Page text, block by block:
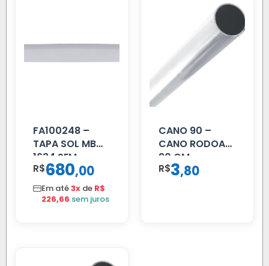
FA100248 –
TAPA SOL MB
1634 SEM
SUPORTE FIBRA
R$680,00
Em até3x de R$
226,66 sem juros
CANO 90 –
CANO RODOAR
90 CM
R$3,80